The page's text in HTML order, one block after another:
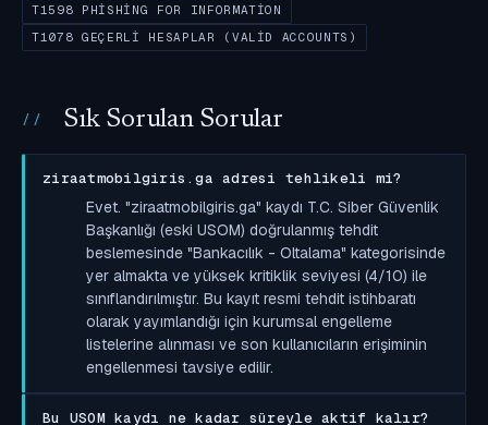
T1598 PHISHING FOR INFORMATION
T1078 GEÇERLI HESAPLAR (VALID ACCOUNTS)
Sık Sorulan Sorular
ziraatmobilgiris.ga adresi tehlikeli mi?
Evet. "ziraatmobilgiris.ga" kaydı T.C. Siber Güvenlik
Başkanlığı (eski USOM) doğrulanmış tehdit
beslemesinde "Bankacılık - Oltalama" kategorisinde
yer almakta ve yüksek kritiklik seviyesi (4/10) ile
sınıflandırılmıştır. Bu kayıt resmi tehdit istihbaratı
olarak yayımlandığı için kurumsal engelleme
listelerine alınması ve son kullanıcıların erişiminin
engellenmesi tavsiye edilir.
Bu USOM kaydı ne kadar süreyle aktif kalır?